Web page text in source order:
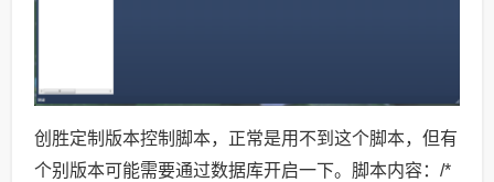
创胜定制版本控制脚本，正常是用不到这个脚本，但有
个别版本可能需要通过数据库开启一下。脚本内容：/*